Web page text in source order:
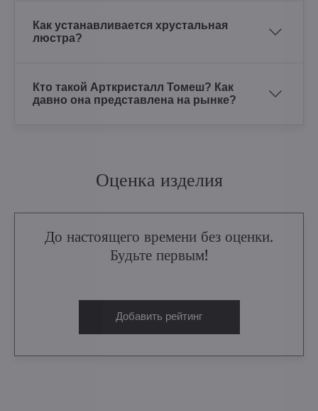
Как устанавливается хрустальная
люстра?
Кто такой Арткристалл Томеш? Как
давно она представлена на рынке?
Оценка изделия
До настоящего времени без оценки.
Будьте первым!
Добавить рейтинг